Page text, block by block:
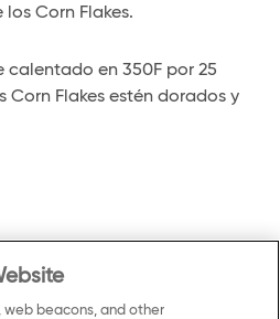
Corn Flakes.
en 350F por 25
Corn Flakes estén dorados y
web beacons, and other